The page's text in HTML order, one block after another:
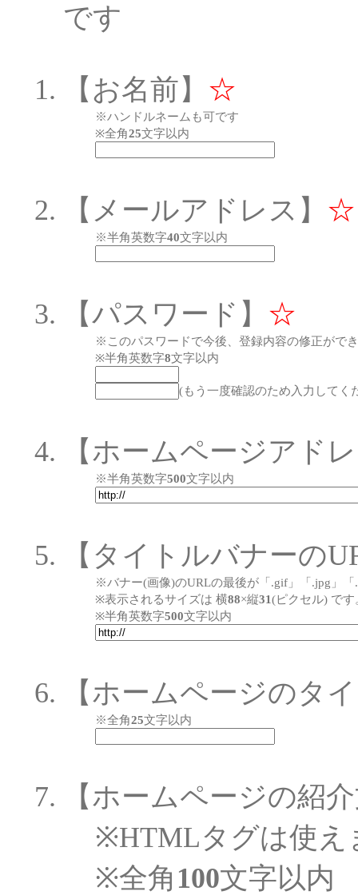
です
【お名前】 ☆
※ハンドルネームも可です
※全角25文字以内
【メールアドレス】 ☆
※半角英数字40文字以内
【パスワード】 ☆
※このパスワードで今後、登録内容の修正がで
※半角英数字8文字以内
(もう一度確認のため入力してく
【ホームページアド
※半角英数字500文字以内
【タイトルバナーの
※バナー(画像)のURLの最後が「.gif」「.jpg」
※表示されるサイズは 横88×縦31(ピクセル) です
※半角英数字500文字以内
【ホームページのタ
※全角25文字以内
【ホームページの紹
※HTMLタグは使え
※全角 100文字以内